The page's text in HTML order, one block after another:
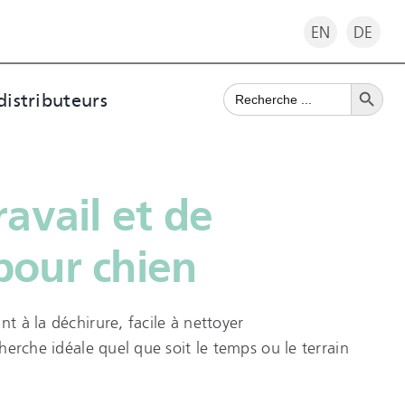
EN DE
Search
for:
Search Button
et de
chien
à la déchirure, facile à nettoyer
idéale quel que soit le temps ou le terrain